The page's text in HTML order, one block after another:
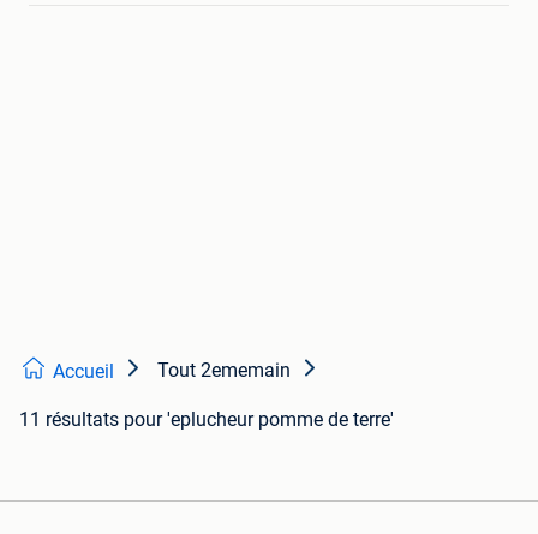
Accueil Tout 2ememain
11 résultats pour 'eplucheur pomme de terre'